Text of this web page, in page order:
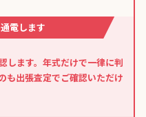
電します
します。年式だけで一律に判
も出張査定でご確認いただけ